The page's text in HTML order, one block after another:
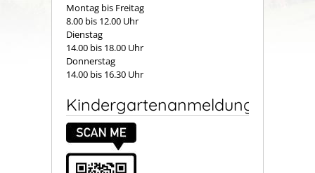
Montag bis Freitag
8.00 bis 12.00 Uhr
Dienstag
14.00 bis 18.00 Uhr
Donnerstag
14.00 bis 16.30 Uhr
Kindergartenanmeldung